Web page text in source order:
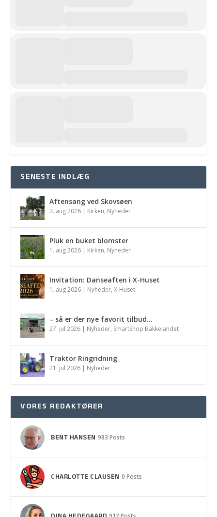
SENESTE INDLÆG
Aftensang ved Skovsøen
2. aug 2026 Kirken, Nyheder
Pluk en buket blomster
1. aug 2026 Kirken, Nyheder
Invitation: Danseaften i X-Huset
1. aug 2026 Nyheder,X-Huset
– så er der nye favorit tilbud…
27. jul 2026 Nyheder, SmartShop Bakkelandet
Traktor Ringridning
21. jul 2026 Nyheder
VORES REDAKTØRER
BENT HANSEN 983 Posts
CHARLOTTE CLAUSEN 0 Posts